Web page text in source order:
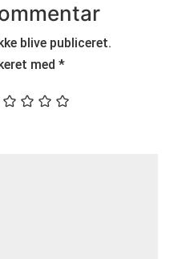
blive publiceret.
med *